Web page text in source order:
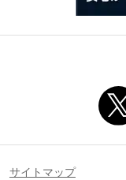
サイトマップ